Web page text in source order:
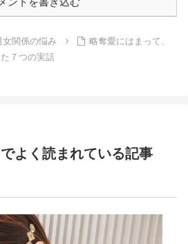
女関係の悩み
略奪愛にはまって、
７つの実話
よく読まれている記事